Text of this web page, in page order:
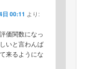
日 00:11 より:
価関数になっ
いと言わんば
来るようにな